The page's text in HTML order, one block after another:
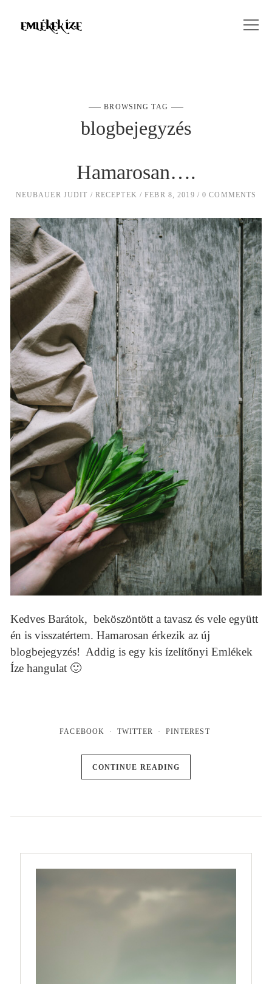
BROWSING TAG
blogbejegyzés
Hamarosan….
NEUBAUER JUDIT RECEPTEK FEBR 8, 2019 0 COMMENTS
Kedves Barátok, beköszöntött a tavasz és vele együtt
én is visszatértem. Hamarosan érkezik az új
blogbejegyzés! Addig is egy kis ízelítőnyi Emlékek
Íze hangulat 🙂
FACEBOOK TWITTER PINTEREST
CONTINUE READING